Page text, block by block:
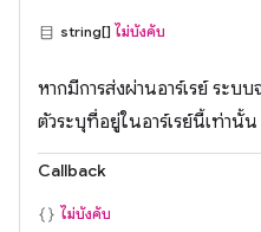
string[] ไม่บังคับ
หากมีการส่งผ่านอาร์เรย์ ระบ
ตัวระบุที่อยู่ในอาร์เรย์นี้เท่านั้น
Callback
ไม่บังคับ